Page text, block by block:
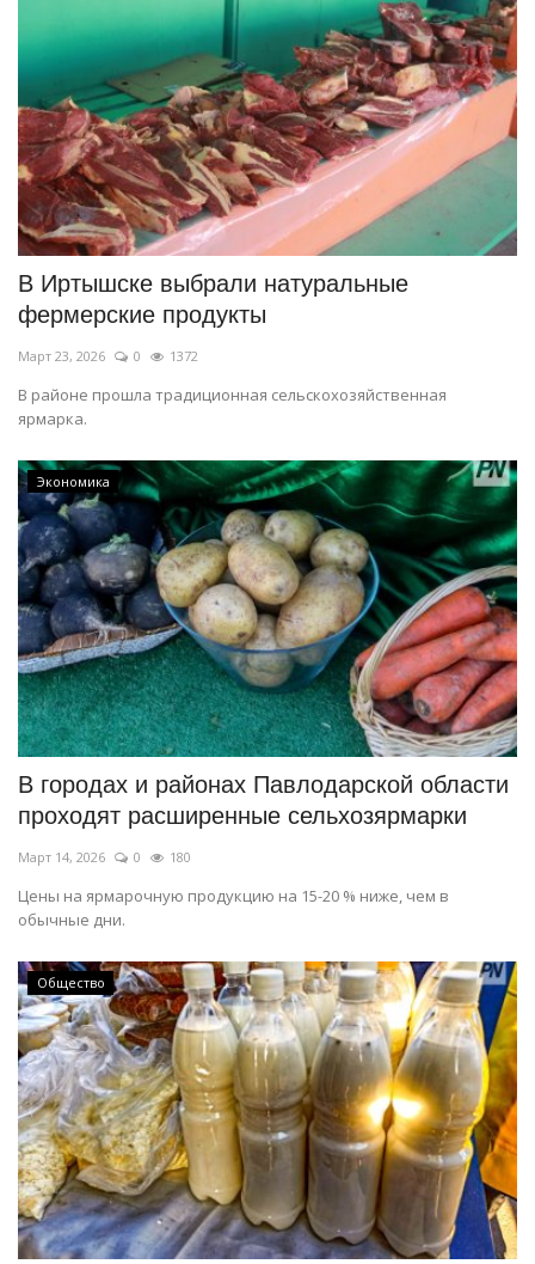
В Иртышске выбрали натуральные
фермерские продукты
Март 23, 2026 0 1372
В районе прошла традиционная сельскохозяйственная
ярмарка.
Экономика
В городах и районах Павлодарской области
проходят расширенные сельхозярмарки
Март 14, 2026 0 180
Цены на ярмарочную продукцию на 15-20 % ниже, чем в
обычные дни.
Общество